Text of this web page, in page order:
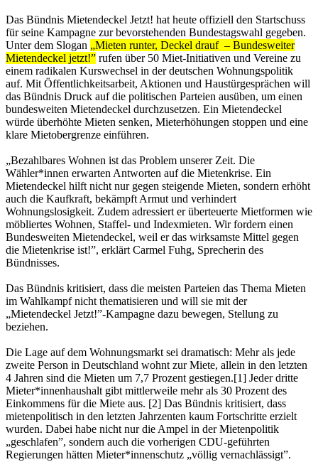
Das Bündnis Mietendeckel Jetzt! hat heute offiziell den Startschuss
für seine Kampagne zur bevorstehenden Bundestagswahl gegeben.
Unter dem Slogan „Mieten runter, Deckel drauf – Bundesweiter
Mietendeckel jetzt!” rufen über 50 Miet-Initiativen und Vereine zu
einem radikalen Kurswechsel in der deutschen Wohnungspolitik
auf. Mit Öffentlichkeitsarbeit, Aktionen und Haustürgesprächen will
das Bündnis Druck auf die politischen Parteien ausüben, um einen
bundesweiten Mietendeckel durchzusetzen. Ein Mietendeckel
würde überhöhte Mieten senken, Mieterhöhungen stoppen und eine
klare Mietobergrenze einführen.
„Bezahlbares Wohnen ist das Problem unserer Zeit. Die
Wähler*innen erwarten Antworten auf die Mietenkrise. Ein
Mietendeckel hilft nicht nur gegen steigende Mieten, sondern erhöht
auch die Kaufkraft, bekämpft Armut und verhindert
Wohnungslosigkeit. Zudem adressiert er überteuerte Mietformen wie
möbliertes Wohnen, Staffel- und Indexmieten. Wir fordern einen
Bundesweiten Mietendeckel, weil er das wirksamste Mittel gegen
die Mietenkrise ist!”, erklärt Carmel Fuhg, Sprecherin des
Bündnisses.
Das Bündnis kritisiert, dass die meisten Parteien das Thema Mieten
im Wahlkampf nicht thematisieren und will sie mit der
„Mietendeckel Jetzt!”-Kampagne dazu bewegen, Stellung zu
beziehen.
Die Lage auf dem Wohnungsmarkt sei dramatisch: Mehr als jede
zweite Person in Deutschland wohnt zur Miete, allein in den letzten
4 Jahren sind die Mieten um 7,7 Prozent gestiegen.[1] Jeder dritte
Mieter*innenhaushalt gibt mittlerweile mehr als 30 Prozent des
Einkommens für die Miete aus. [2] Das Bündnis kritisiert, dass
mietenpolitisch in den letzten Jahrzenten kaum Fortschritte erzielt
wurden. Dabei habe nicht nur die Ampel in der Mietenpolitik
„geschlafen”, sondern auch die vorherigen CDU-geführten
Regierungen hätten Mieter*innenschutz „völlig vernachlässigt”.